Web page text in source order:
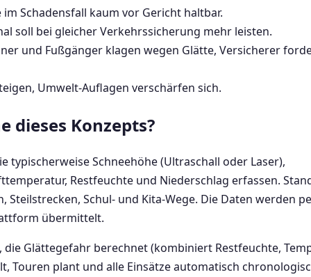
Schadensfall kaum vor Gericht haltbar.
soll bei gleicher Verkehrssicherung mehr leisten.
und Fußgänger klagen wegen Glätte, Versicherer
Umwelt-Auflagen verschärfen sich.
dieses Konzepts?
typischerweise Schneehöhe (Ultraschall oder Laser),
Restfeuchte und Niederschlag erfassen.
Schul- und Kita-Wege. Die Daten werden
übermittelt.
Glättegefahr berechnet (kombiniert Restfeuchte,
Touren plant und alle Einsätze automatisch